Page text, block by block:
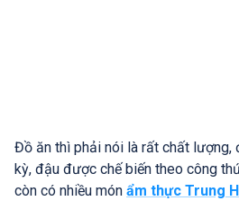
Đồ ăn thì phải nói là rất chất lượng,
kỳ, đậu được chế biến theo công
còn có nhiều món ẩm thực Trung